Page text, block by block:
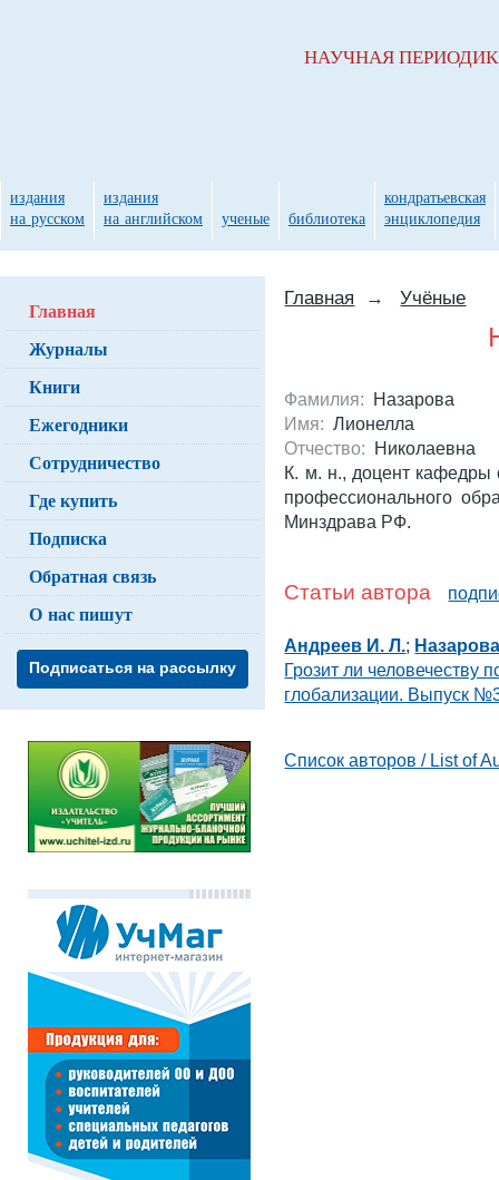
Главная → Учёные
Фамилия: Назарова
Имя: Лионелла
Отчество: Николаевна
К. м. н., доцент кафедры
профессионального
Минздрава РФ.
Статьи автора
Андреев И. Л.;
Грозит ли человечеству
глобализации. Выпуск
Список авторов / List of
Главная
Журналы
Книги
Ежегодники
Сотрудничество
Где купить
Подписка
Обратная связь
О нас пишут
Подписаться на рассылку
НАУЧНАЯ
издания
на русском
издания
на английском
ученые библиотека
кондратьевская
энциклопедия